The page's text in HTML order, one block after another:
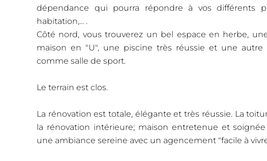
dépendance qui pourra répondre à vos différents
habitation,... .
Côté nord, vous trouverez un bel espace en herbe,
maison en "U", une piscine très réussie et une
comme salle de sport.
Le terrain est clos.
La rénovation est totale, élégante et très réussie. La
la rénovation intérieure; maison entretenue et
une ambiance sereine avec un agencement "facile à